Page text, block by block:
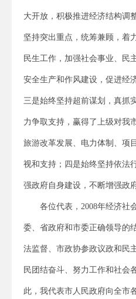
大开放，积极推进经济结构调
坚持突出重点，统筹兼顾，着
民生工作，加强社会事业、民
安全生产和作风建设，促进经
三是始终坚持超前谋划，真抓
力争取支持，赢得了上级对我
旅游改革发展、电力体制、项
视和支持；四是始终坚持依法
强政府自身建设，不断增强政
各位代表，2008年经济社
委、省政府和市委正确领导的
法监督、市政协参政议政和民
民团结奋斗、努力工作和社会
此，我代表市人民政府向全市